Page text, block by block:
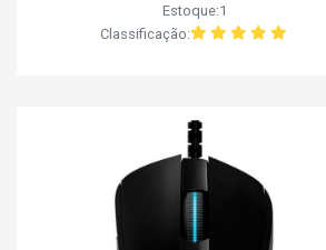
Estoque:1
Classificação: